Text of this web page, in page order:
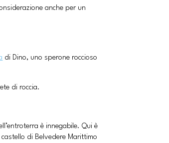
anche per un
di Dino, uno sperone roccioso
di roccia.
è innegabile. Qui è
di Belvedere Marittimo